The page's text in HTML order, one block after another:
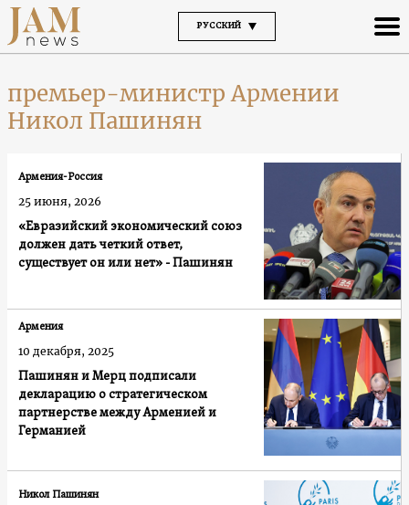
РУССКИЙ
премьер-министр Армении
Никол Пашинян
«Евразийский экономический союз
должен дать четкий ответ,
существует он или нет» - Пашинян
Армения-Россия
25 июня, 2026
Пашинян и Мерц подписали
декларацию о стратегическом
партнерстве между Арменией и
Германией
Армения
10 декабря, 2025
Никол Пашинян